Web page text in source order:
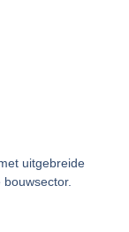
uitgebreide